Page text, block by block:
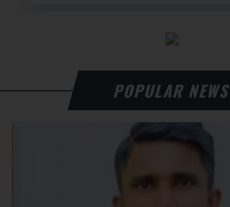
POPULAR NEWS